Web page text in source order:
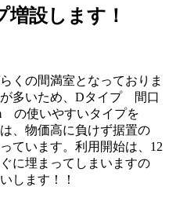
増設します！
くの間満室となっておりま
多いため、Dタイプ 間口
の使いやすいタイプを
、物価高に負けず据置の
ています。利用開始は、12
に埋まってしまいますの
します！！